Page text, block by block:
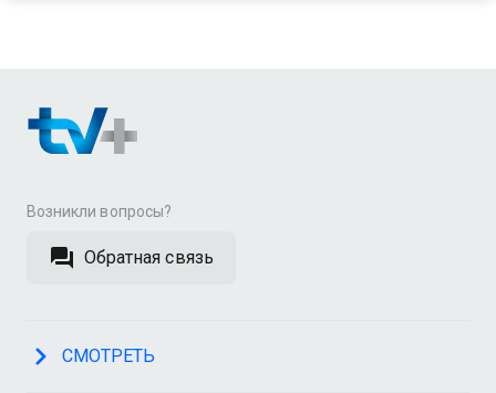
Возникли вопросы?
Обратная связь
СМОТРЕТЬ